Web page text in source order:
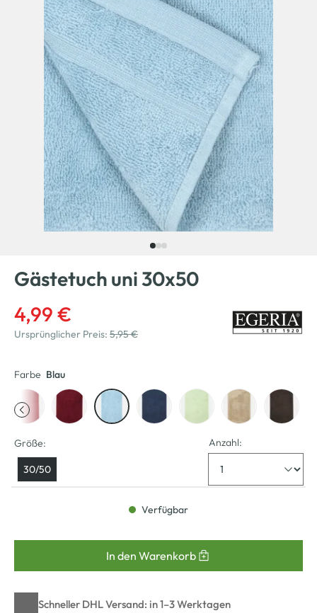
Gästetuch uni 30x50
4,99 €
Ursprünglicher Preis: 5,95 €
Farbe Blau
Größe:
30/50
Anzahl:
Verfügbar
In den Warenkorb
Schneller DHL Versand: in 1–3 Werktagen